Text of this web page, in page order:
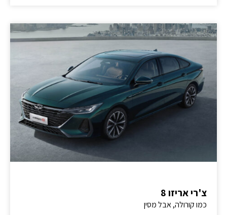
צ'רי אריזו 8
כמו קורולה, אבל מסין